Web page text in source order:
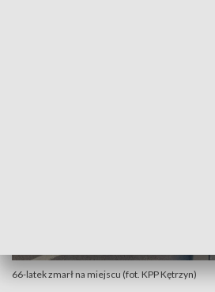
66-latek zmarł na miejscu (fot. KPP Kętrzyn)